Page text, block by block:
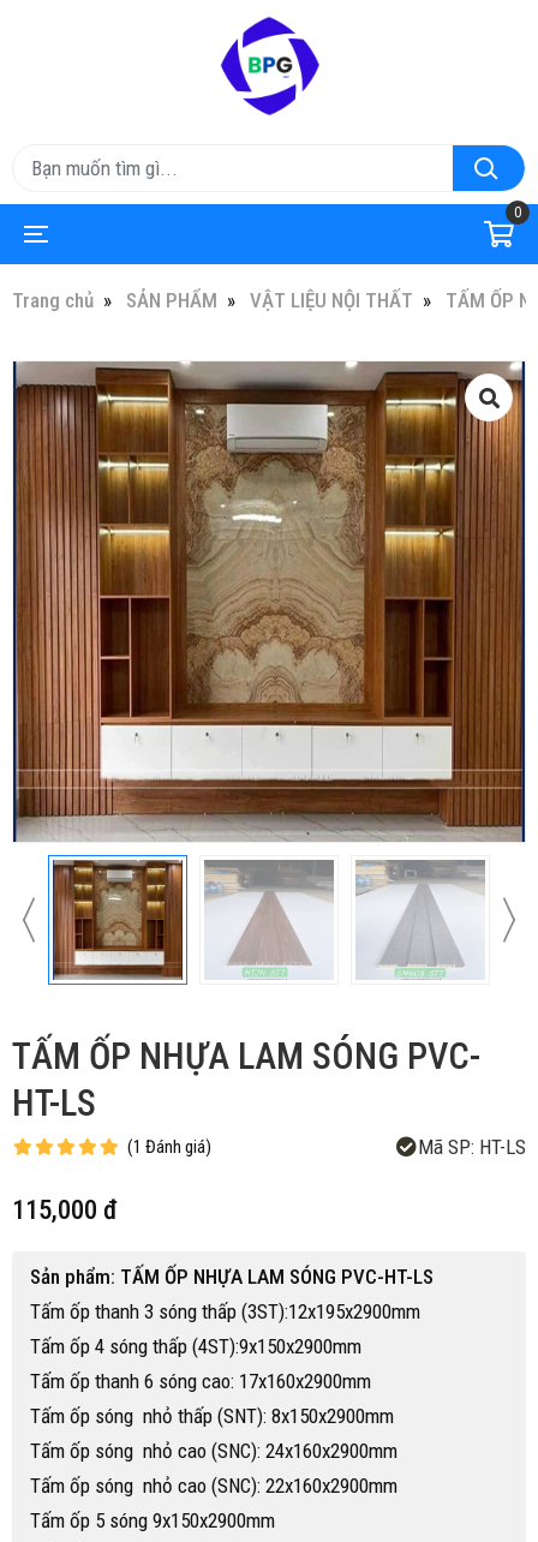
0
Trang chủ SẢN PHẨM VẬT LIỆU NỘI THẤT TẤM ỐP
TẤM ỐP NHỰA LAM SÓNG PVC-
HT-LS
(1 Đánh giá) Mã SP: HT-LS
115,000 đ
Sản phẩm: TẤM ỐP NHỰA LAM SÓNG PVC-HT-LS
Tấm ốp thanh 3 sóng thấp (3ST):12x195x2900mm
Tấm ốp 4 sóng thấp (4ST):9x150x2900mm
Tấm ốp thanh 6 sóng cao: 17x160x2900mm
Tấm ốp sóng nhỏ thấp (SNT): 8x150x2900mm
Tấm ốp sóng nhỏ cao (SNC): 24x160x2900mm
Tấm ốp sóng nhỏ cao (SNC): 22x160x2900mm
Tấm ốp 5 sóng 9x150x2900mm